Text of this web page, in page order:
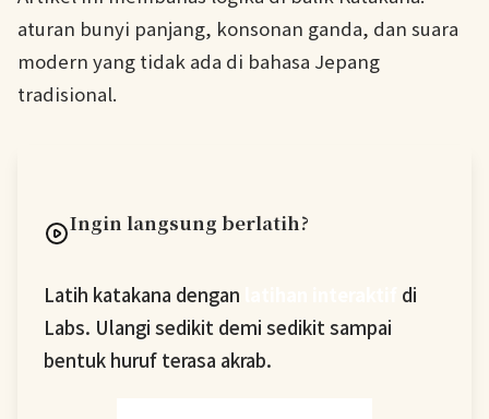
aturan bunyi panjang, konsonan ganda, dan suara
modern yang tidak ada di bahasa Jepang
tradisional.
Ingin langsung berlatih?
Latih katakana dengan
di
Labs. Ulangi sedikit demi sedikit sampai
bentuk huruf terasa akrab.